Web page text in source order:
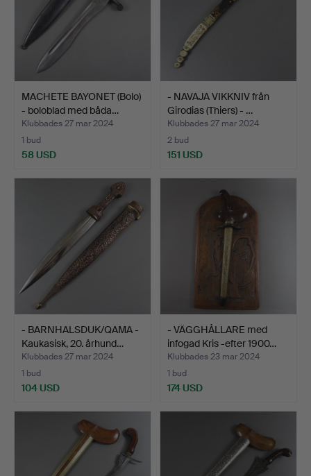
MACHETE BAYONET (Bolo)
- boloblad med båda…
Klubbades 27 mar 2024
1 bud
58 USD
- NAVAJA VIKKNIV från
Girodias (Thiers) - …
Klubbades 27 mar 2024
2 bud
151 USD
- BARNHALSDUK/QAMA -
Kaukasisk, 20. århund…
Klubbades 27 mar 2024
1 bud
104 USD
- VÄGGHÅLLARE med
infogad Kris -efter 1900…
Klubbades 23 mar 2024
1 bud
174 USD